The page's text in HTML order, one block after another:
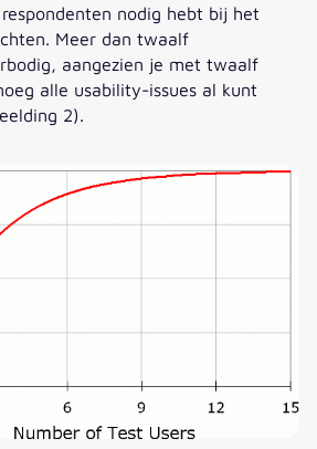
nodig hebt bij het
Meer dan twaalf
aangezien je met twaalf
alle usability-issues al kunt
2).